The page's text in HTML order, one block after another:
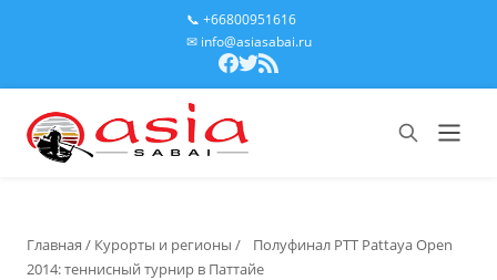
📞 +66800951616
✉ info@asiasabai.ru
Главная / Курорты и регионы /
Полуфинал PTT Pattaya Open
2014: теннисный турнир в Паттайе